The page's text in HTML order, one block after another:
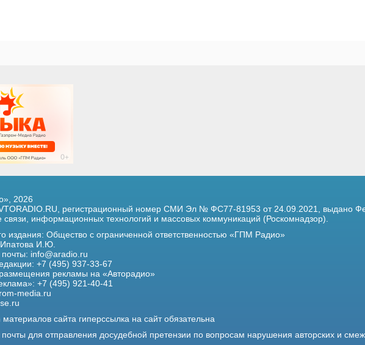
2026
регистрационный номер СМИ Эл № ФС77-81953 от 24.09.2021,
выдано
информационных технологий и массовых коммуникаций (Роскомнадзор).
издания: Общество с ограниченной ответственностью «ГПМ Радио»
И.Ю.
info@aradio.ru
+7 (495) 937-33-67
рекламы на «Авторадио»
+7 (495) 921-40-41
media.ru
сайта гиперссылка на сайт обязательна
для отправления досудебной претензии по вопросам нарушения авторских и